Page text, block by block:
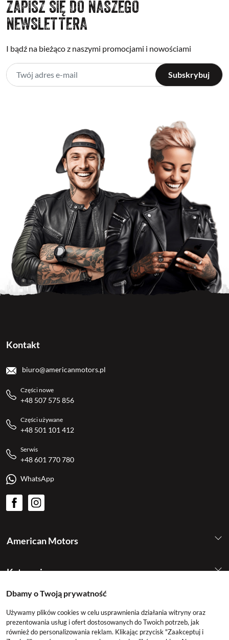
ZAPISZ SIĘ DO NASZEGO
NEWSLETTERA
I bądź na bieżąco z naszymi promocjami i nowościami
American Motors
Kategorie
Kontakt
biuro@americanmotors.pl
Części nowe
+48 507 575 856
Części używane
+48 501 101 412
Serwis
+48 601 770 780
WhatsApp
Dbamy o Twoją prywatność
Używamy plików cookies w celu usprawnienia działania witryny oraz
prezentowania usług i ofert dostosowanych do Twoich potrzeb, jak
również do personalizowania reklam. Klikając przycisk "Zaakceptuj i